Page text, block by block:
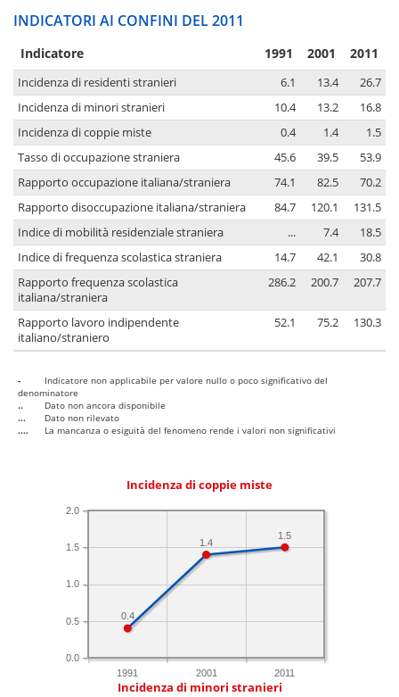
INDICATORI AI CONFINI DEL 2011
Indicatore 1991 2001 2011
Incidenza di residenti stranieri 6.1 13.4
26.7
Incidenza di minori stranieri
10.4 13.2
16.8
Incidenza di coppie miste
0.4 1.4
1.5
Tasso di occupazione straniera
45.6 39.5
53.9
Rapporto occupazione italiana/straniera
74.1 82.5
70.2
Rapporto disoccupazione italiana/straniera
84.7 120.1
131.5
Indice di mobilità residenziale straniera
... 7.4
18.5
Indice di frequenza scolastica straniera
14.7 42.1
30.8
Rapporto frequenza scolastica
italiana/straniera
286.2 200.7 207.7
Rapporto lavoro indipendente
italiano/straniero
52.1 75.2 130.3
-
Indicatore non applicabile per valore nullo o poco significativo del
denominatore
..
Dato non ancora disponibile
...
Dato non rilevato
....
La mancanza o esiguità del fenomeno rende i valori non significativi
Incidenza di coppie miste
1991 2001 2011
0.0
0.5
1.0
1.5
2.0
1.5
1.4
0.4
Incidenza di minori stranieri